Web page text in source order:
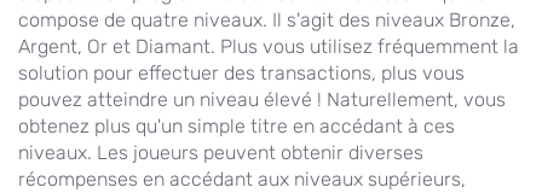
compose de quatre niveaux. Il s'agit des niveaux Bronze,
Argent, Or et Diamant. Plus vous utilisez fréquemment la
solution pour effectuer des transactions, plus vous
pouvez atteindre un niveau élevé ! Naturellement, vous
obtenez plus qu'un simple titre en accédant à ces
niveaux. Les joueurs peuvent obtenir diverses
récompenses en accédant aux niveaux supérieurs,